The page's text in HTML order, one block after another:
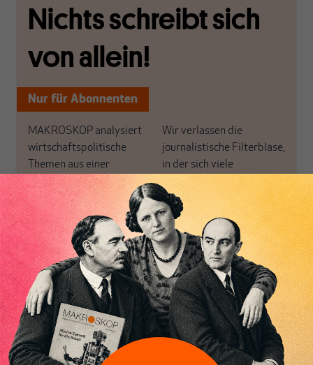
Nichts schreibt sich
von allein!
Nur für Abonnenten
MAKROSKOP analysiert
wirtschaftspolitische
Themen aus einer
postkeynesianischen
Perspektive und ist damit
in Deutschland einzigartig.
MAKROSKOP steht für
das große Ganze. Wir
haben einen Blick auf
Geld, Wirtschaft und
Politik, den Sie so
woanders nicht finden.
Dabei leben wir von
unseren Autoren, ihren
Wir verlassen die
journalistische Filterblase,
in der sich viele
eingerichtet haben. Wir
öffnen Fenster und
bringen frische Luft in die
engen und verstaubten
Debattenräume.
Brauchen Sie auch frische
Luft? Dann folgen Sie
einfach dem Button.
ABONNIEREN SIE